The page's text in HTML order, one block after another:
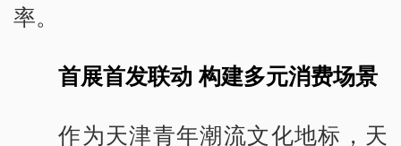
率。
首展首发联动 构建多元消费场景
作为天津青年潮流文化地标，天